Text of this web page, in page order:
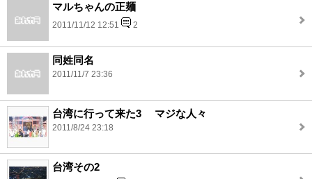
マルちゃんの正麺
2011/11/12 12:51 2
同姓同名
2011/11/7 23:36
台湾に行って来た3 マジな人々
2011/8/24 23:18
台湾その2